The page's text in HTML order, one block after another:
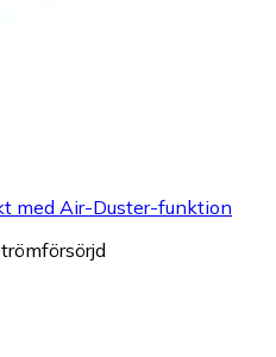
med Air-Duster-funktion